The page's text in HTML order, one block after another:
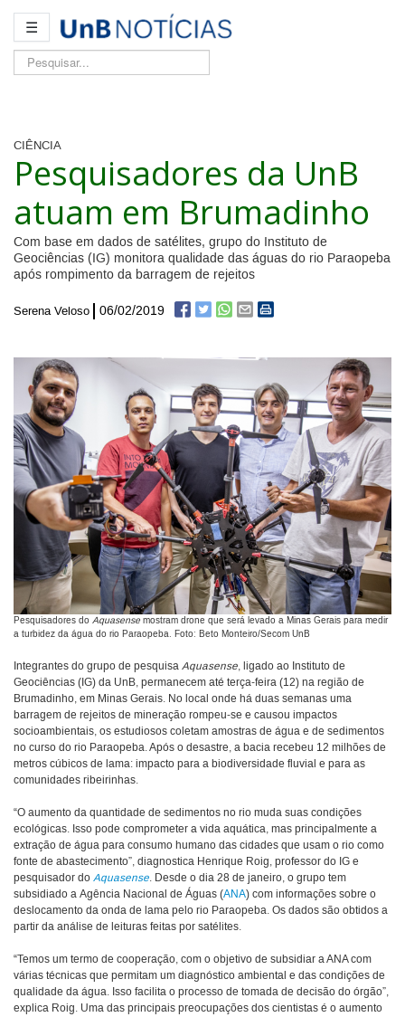
☰
Pesquisar...
CIÊNCIA
Pesquisadores da UnB
atuam em Brumadinho
Com base em dados de satélites, grupo do Instituto de
Geociências (IG) monitora qualidade das águas do rio Paraopeba
após rompimento da barragem de rejeitos
Serena Veloso 06/02/2019
Pesquisadores do Aquasense mostram drone que será levado a Minas Gerais para medir
a turbidez da água do rio Paraopeba. Foto: Beto Monteiro/Secom UnB
Integrantes do grupo de pesquisa Aquasense, ligado ao Instituto de
Geociências (IG) da UnB, permanecem até terça-feira (12) na região de
Brumadinho, em Minas Gerais. No local onde há duas semanas uma
barragem de rejeitos de mineração rompeu-se e causou impactos
socioambientais, os estudiosos coletam amostras de água e de sedimentos
no curso do rio Paraopeba. Após o desastre, a bacia recebeu 12 milhões de
metros cúbicos de lama: impacto para a biodiversidade fluvial e para as
comunidades ribeirinhas.
“O aumento da quantidade de sedimentos no rio muda suas condições
ecológicas. Isso pode comprometer a vida aquática, mas principalmente a
extração de água para consumo humano das cidades que usam o rio como
fonte de abastecimento”, diagnostica Henrique Roig, professor do IG e
pesquisador do Aquasense. Desde o dia 28 de janeiro, o grupo tem
subsidiado a Agência Nacional de Águas (ANA) com informações sobre o
deslocamento da onda de lama pelo rio Paraopeba. Os dados são obtidos a
partir da análise de leituras feitas por satélites.
“Temos um termo de cooperação, com o objetivo de subsidiar a ANA com
várias técnicas que permitam um diagnóstico ambiental e das condições de
qualidade da água. Isso facilita o processo de tomada de decisão do órgão”,
explica Roig. Uma das principais preocupações dos cientistas é o aumento